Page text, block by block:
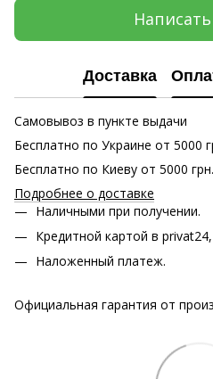
Доставка
Самовывоз в пункте выдачи
Бесплатно по Украине от 5000
Бесплатно по Киеву от 5000 грн.
Подробнее о доставке
Наличными при получении.
Кредитной картой в
Наложенный платеж.
Официальная гарантия от